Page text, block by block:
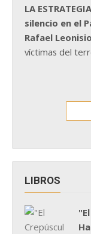
LA
silencio en el
Rafael Leonisio
víctimas del
LIBROS